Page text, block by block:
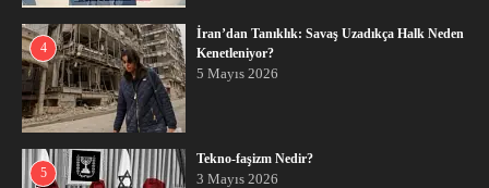
4
İran’dan Tanıklık: Savaş Uzadıkça Halk Neden
Kenetleniyor?
5 Mayıs 2026
5
Tekno-faşizm Nedir?
3 Mayıs 2026